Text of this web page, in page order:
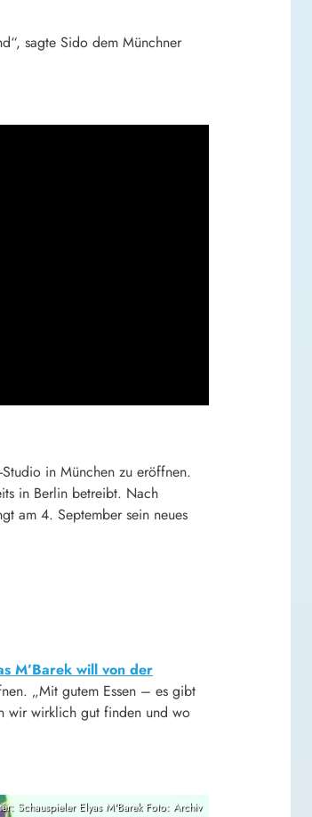
sagte Sido dem Münchner
in München zu eröffnen.
in Berlin betreibt. Nach
am 4. September sein neues
M’Barek will von der
„Mit gutem Essen – es gibt
wir wirklich gut finden und wo
Schauspieler Elyas M'Barek Foto: Archiv